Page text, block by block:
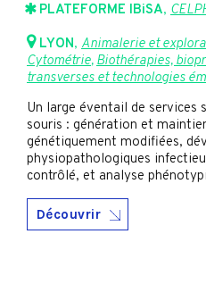
PLATEFORME IBiSA,
LYON, Animalerie et
Cytométrie, Biothérapies,
transverses et technologies
Un large éventail de services
souris : génération et
génétiquement modifiées,
physiopathologiques
contrôlé, et analyse
Découvrir